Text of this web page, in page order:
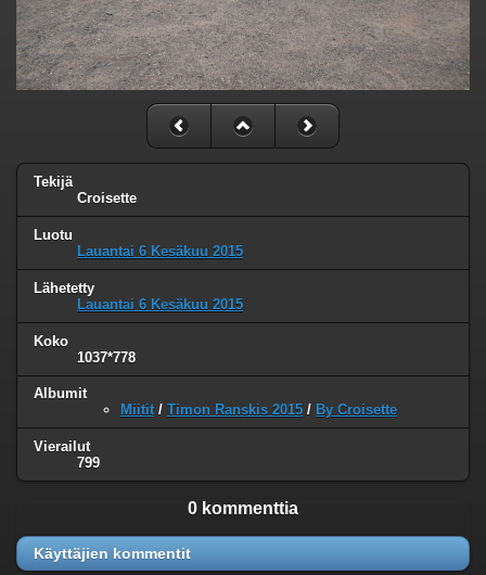
Tekijä
Croisette
Luotu
Lauantai 6 Kesäkuu 2015
Lähetetty
Lauantai 6 Kesäkuu 2015
Koko
1037*778
Albumit
Miitit / Timon Ranskis 2015 / By Croisette
Vierailut
799
0 kommenttia
Käyttäjien kommentit